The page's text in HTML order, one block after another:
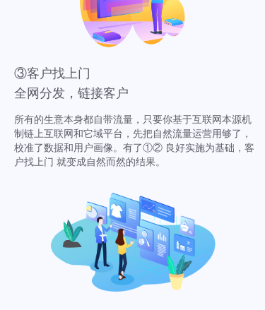
③客户找上门
全网分发，链接客户
所有的生意本身都自带流量，只要你基于互联网本源机
制链上互联网和它域平台，先把自然流量运营用够了，
校准了数据和用户画像。有了①② 良好实施为基础，客
户找上门 就变成自然而然的结果。